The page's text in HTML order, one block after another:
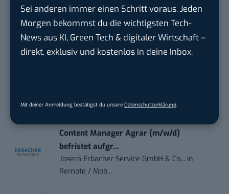
Sei anderen immer einen Schritt voraus. Jeden
Morgen bekommst du die wichtigsten Tech-
News aus KI, Green Tech & digitaler Wirtschaft –
direkt, exklusiv und kostenlos in deine Inbox.
Mit deiner Anmeldung bestätigst du unsere Datenschutzerklärung
Anforderungs- und Projektmanager
touristische...
trendtours Holding GmbH in Eschborn
München
Content Manager Agrar (m/w/d)
befristet aufgr...
Josera Erbacher Service GmbH & Co... in
Remote / Mob...